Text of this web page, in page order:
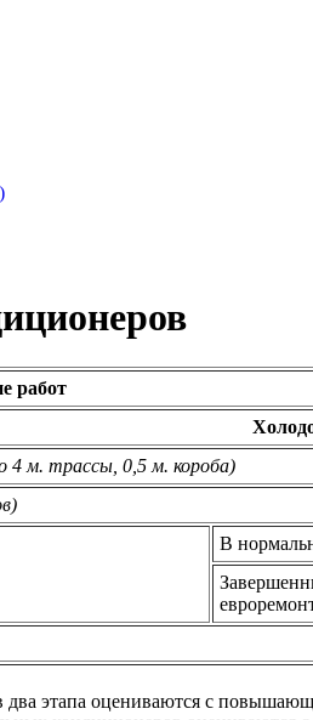
работ
4 м. трассы, 0,5 м. короба)
В
этапа оцениваются с